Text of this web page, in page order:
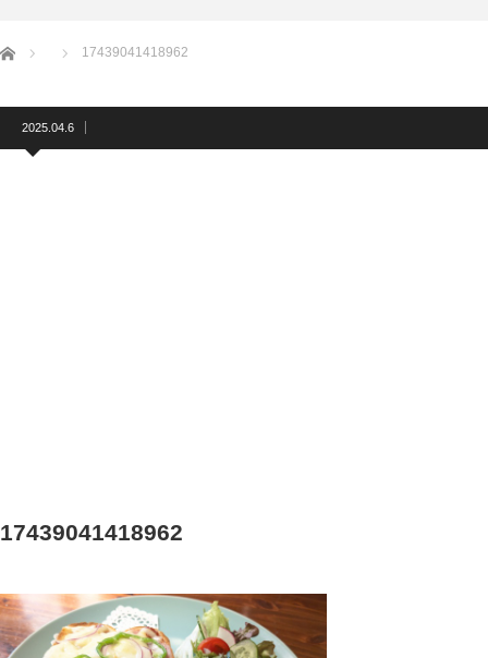
ホーム 17439041418962
2025.04.6
17439041418962